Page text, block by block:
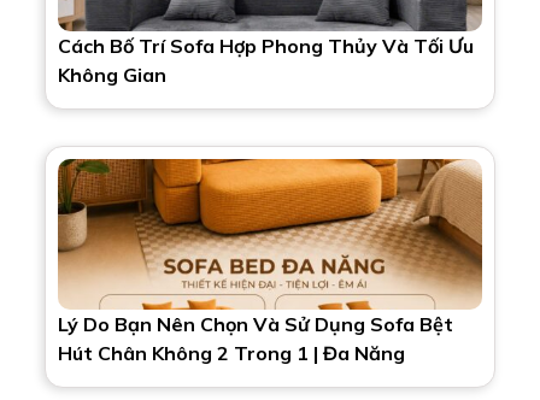
Cách Bố Trí Sofa Hợp Phong Thủy Và Tối Ưu
Không Gian
Lý Do Bạn Nên Chọn Và Sử Dụng Sofa Bệt
Hút Chân Không 2 Trong 1 | Đa Năng